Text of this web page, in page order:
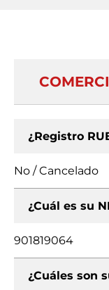
¿Registro
No / Cancelado
¿Cuál es su
901819064
¿Cuáles son